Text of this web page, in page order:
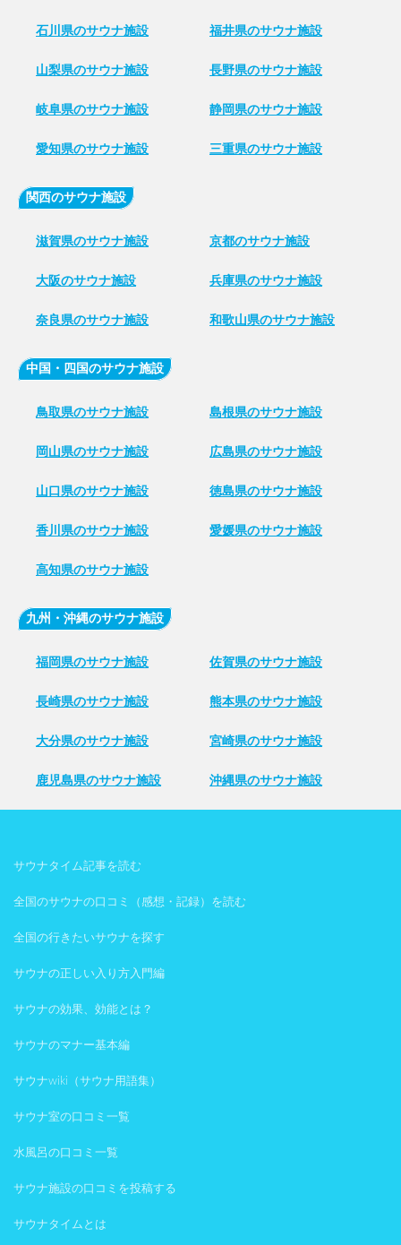
石川県のサウナ施設 福井県のサウナ施設
山梨県のサウナ施設 長野県のサウナ施設
岐阜県のサウナ施設 静岡県のサウナ施設
愛知県のサウナ施設 三重県のサウナ施設
関西のサウナ施設
滋賀県のサウナ施設 京都のサウナ施設
大阪のサウナ施設 兵庫県のサウナ施設
奈良県のサウナ施設 和歌山県のサウナ施設
中国・四国のサウナ施設
鳥取県のサウナ施設 島根県のサウナ施設
岡山県のサウナ施設 広島県のサウナ施設
山口県のサウナ施設 徳島県のサウナ施設
香川県のサウナ施設 愛媛県のサウナ施設
高知県のサウナ施設
九州・沖縄のサウナ施設
福岡県のサウナ施設 佐賀県のサウナ施設
長崎県のサウナ施設 熊本県のサウナ施設
大分県のサウナ施設 宮崎県のサウナ施設
鹿児島県のサウナ施設 沖縄県のサウナ施設
サウナタイム記事を読む
全国のサウナの口コミ（感想・記録）を読む
全国の行きたいサウナを探す
サウナの正しい入り方入門編
サウナの効果、効能とは？
サウナのマナー基本編
サウナwiki（サウナ用語集）
サウナ室の口コミ一覧
水風呂の口コミ一覧
サウナ施設の口コミを投稿する
サウナタイムとは